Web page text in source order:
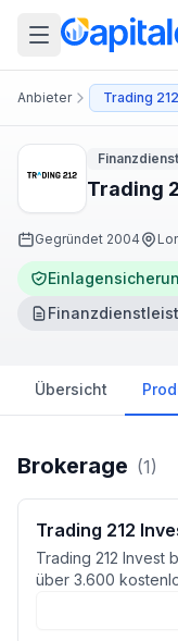
Anbieter Trading 212
Trading
Gegründet 2004
Übersicht
Brokerage (1)
Trading 212
Trading 212 Invest
über 3.600
kostenbewusste